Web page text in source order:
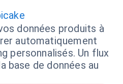
données produits à
automatiquement
personnalisés. Un flux
base de données au